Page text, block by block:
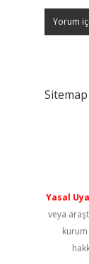
Sitemap
Yasal
veya